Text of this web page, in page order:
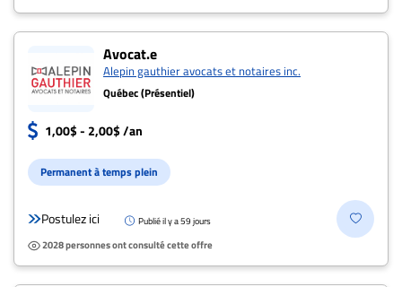
Formation
Continue
Métiers
Scoop?
CABINETS
ET
ENTREPRISES
entreprises
Page
entreprises
Avocat.e
Alepin gauthier avocats et notaires inc.
Québec (Présentiel)
1,00$ - 2,00$ /an
Permanent à temps plein
Postulez ici Publié il y a 59 jours
2028 personnes ont consulté cette offre